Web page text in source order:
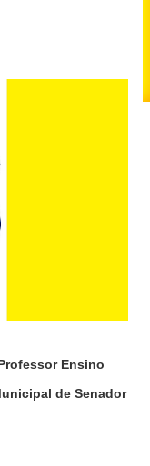
Ensino
de Senador